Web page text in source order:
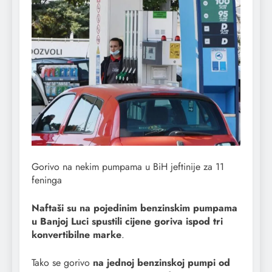
Gorivo na nekim pumpama u BiH jeftinije za 11
feninga
Naftaši su na pojedinim benzinskim pumpama
u Banjoj Luci spustili cijene goriva ispod tri
konvertibilne marke.
Tako se gorivo na jednoj benzinskoj pumpi od